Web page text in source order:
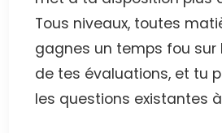
Tous niveaux, toutes
gagnes un temps fou sur
de tes évaluations, et tu
les questions existantes